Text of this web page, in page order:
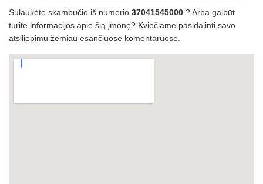
Sulaukėte skambučio iš numerio 37041545000 ? Arba galbūt
turite informacijos apie šią įmonę? Kviečiame pasidalinti savo
atsiliepimu žemiau esančiuose komentaruose.